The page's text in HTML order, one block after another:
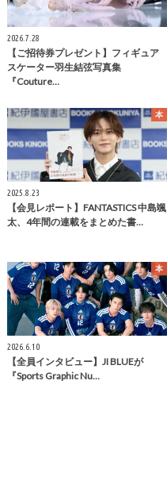
2026.7.28
【ご招待券プレゼント】フィギュア
スケーター羽生結弦写真集
『Couture…
本
2025.8.23
【会見レポート】FANTASTICS 中島颯
太、4年間の連載をまとめた書…
本
2026.6.10
【全員インタビュー】JI BLUEが
『Sports Graphic Nu…